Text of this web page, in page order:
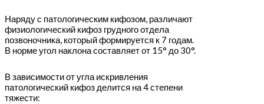
Наряду с патологическим кифозом, различают
физиологический кифоз грудного отдела
позвоночника, который формируется к 7 годам.
В норме угол наклона составляет от 15° до 30°.
В зависимости от угла искривления
патологический кифоз делится на 4 степени
тяжести: